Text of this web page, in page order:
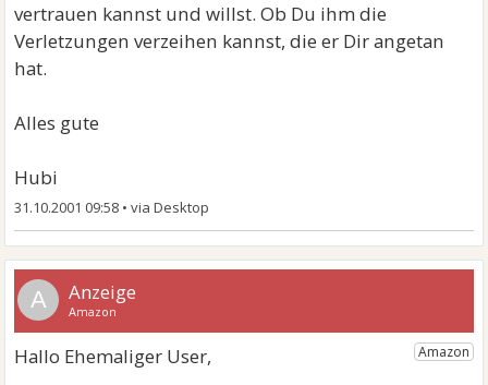
vertrauen kannst und willst. Ob Du ihm die
Verletzungen verzeihen kannst, die er Dir angetan
hat.
Alles gute
Hubi
31.10.2001 09:58 •
A